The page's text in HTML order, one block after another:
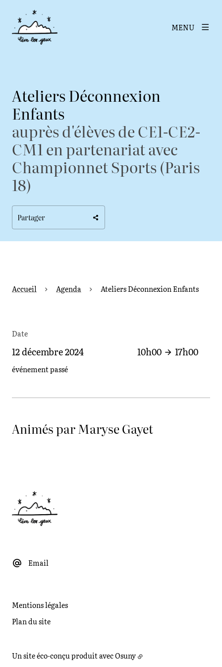
MENU
Ateliers Déconnexion
Enfants
auprès d'élèves de CE1-CE2-
CM1 en partenariat avec
Championnet Sports (Paris
18)
Partager
Accueil Agenda Ateliers Déconnexion Enfants
Date
12 décembre 2024 10h00 17h00
événement passé
Animés par Maryse Gayet
Email
Mentions légales
Plan du site
Un site éco-conçu produit avecOsuny